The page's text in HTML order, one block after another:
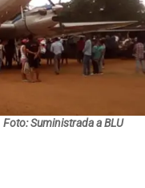
Foto: Suministrada a BLU